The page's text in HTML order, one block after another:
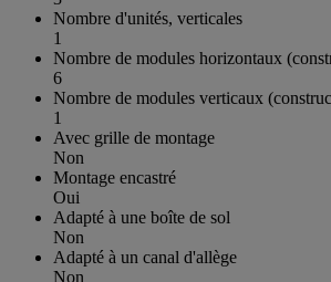
Nombre d'unités, verticales
1
Nombre de modules horizontaux
6
Nombre de modules verticaux
1
Avec grille de montage
Non
Montage encastré
Oui
Adapté à une boîte de sol
Non
Adapté à un canal d'allège
Non